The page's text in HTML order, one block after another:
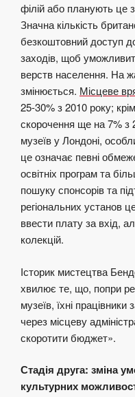
філій або планують це
Значна кількість
безкоштовний доступ
заходів, щоб
верств населення. На
змінюється. Місцеве
25-30% з 2010 року;
скорочення ще на 7% з
музеїв у Лондоні,
це означає певні
освітніх програм та
пошуку спонсорів та
регіональних установ
ввести плату за вхід,
колекцій.
Історик мистецтва
хвилює те, що, попри
музеїв, їхні
через місцеву
скоротити бюджет».
Стадія друга: зміна
культурних